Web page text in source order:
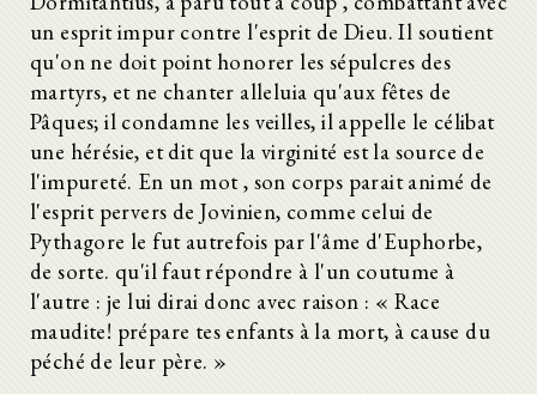
un esprit impur contre l'esprit de Dieu. Il soutient
qu'on ne doit point honorer les sépulcres des
martyrs, et ne chanter alleluia qu'aux fêtes de
Pâques; il condamne les veilles, il appelle le célibat
une hérésie, et dit que la virginité est la source de
l'impureté. En un mot , son corps parait animé de
l'esprit pervers de Jovinien, comme celui de
Pythagore le fut autrefois par l'âme d'Euphorbe,
de sorte. qu'il faut répondre à l'un coutume à
l'autre : je lui dirai donc avec raison : « Race
maudite! prépare tes enfants à la mort, à cause du
péché de leur père. »